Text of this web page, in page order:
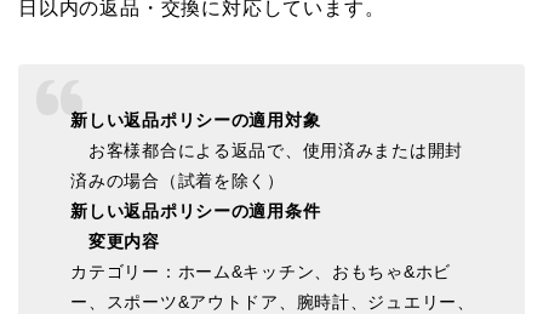
日以内の返品・交換に対応しています。
新しい返品ポリシーの適用対象
お客様都合による返品で、使用済みまたは開封
済みの場合（試着を除く）
新しい返品ポリシーの適用条件
変更内容
カテゴリー：ホーム&キッチン、おもちゃ&ホビ
ー、スポーツ&アウトドア、腕時計、ジュエリー、